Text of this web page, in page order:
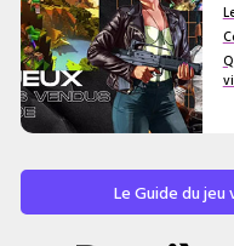
Le Guide du jeu